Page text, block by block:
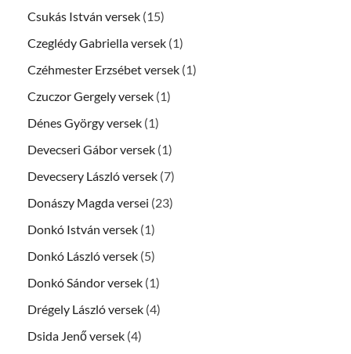
Csukás István versek (15)
Czeglédy Gabriella versek (1)
Czéhmester Erzsébet versek (1)
Czuczor Gergely versek (1)
Dénes György versek (1)
Devecseri Gábor versek (1)
Devecsery László versek (7)
Donászy Magda versei (23)
Donkó István versek (1)
Donkó László versek (5)
Donkó Sándor versek (1)
Drégely László versek (4)
Dsida Jenő versek (4)